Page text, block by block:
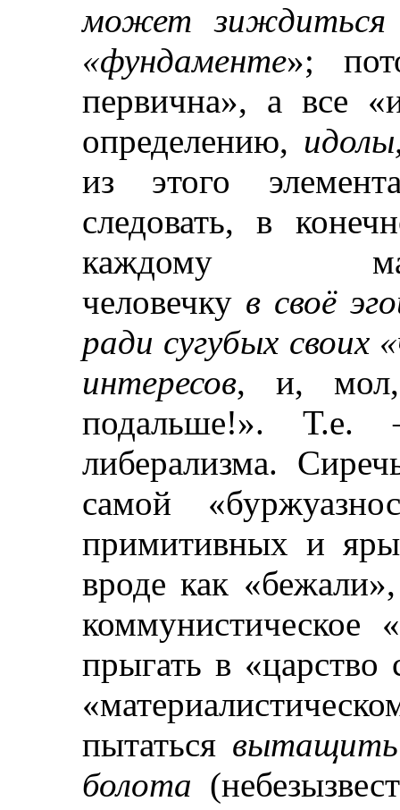
может зиждиться
«фундаменте»;
первична», а все
определению,
из этого
следовать, в
каждому
человечку в своё
ради сугубых своих
интересов, и,
подальше!». Т.е.
либерализма.
самой
примитивных и
вроде как
коммунистическое
прыгать в «царство
пытаться вытащить
болота